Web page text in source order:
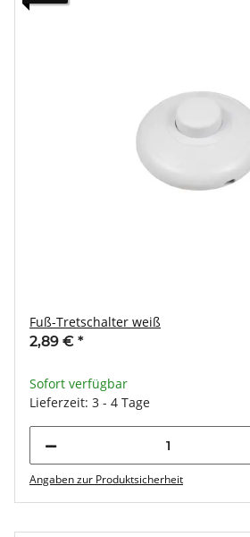
Fuß-Tretschalter weiß
2,89 € *
Sofort verfügbar
Lieferzeit: 3 - 4 Tage
Angaben zur Produktsicherheit